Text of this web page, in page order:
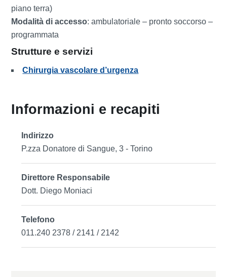
piano terra)
Modalità di accesso: ambulatoriale – pronto soccorso –
programmata
Strutture e servizi
Chirurgia vascolare d’urgenza
Informazioni e recapiti
Indirizzo
P.zza Donatore di Sangue, 3 - Torino
Direttore Responsabile
Dott. Diego Moniaci
Telefono
011.240 2378 / 2141 / 2142